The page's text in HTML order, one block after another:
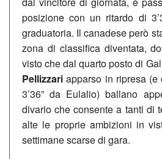
posizione con un ritardo di
graduatoria. Il canadese però
zona di classifica diventata,
visto che dal quarto posto di
Pellizzari apparso in ripresa
3’36” da Eulalio) ballano
divario che consente a tanti di
alte le proprie ambizioni in
settimane scarse di gara.